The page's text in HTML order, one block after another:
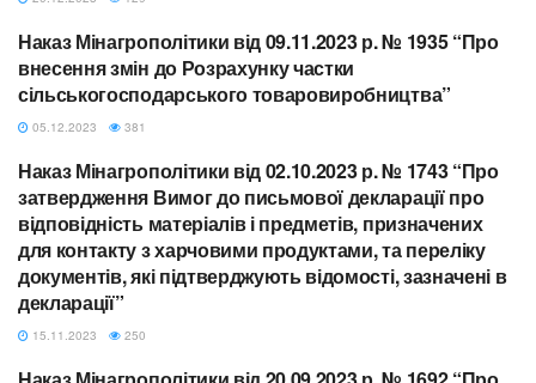
МІНАГРОПОЛІТИКИ
Наказ Мінагрополітики від 09.11.2023 р. № 1935 “Про
внесення змін до Розрахунку частки
сільськогосподарського товаровиробництва”
05.12.2023 381
МІНАГРОПОЛІТИКИ
Наказ Мінагрополітики від 02.10.2023 р. № 1743 “Про
затвердження Вимог до письмової декларації про
відповідність матеріалів і предметів, призначених
для контакту з харчовими продуктами, та переліку
документів, які підтверджують відомості, зазначені в
декларації”
15.11.2023 250